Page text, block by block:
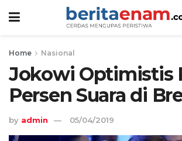
Home Nasional
Jokowi Optimistis
Persen Suara di
by admin 05/04/2019